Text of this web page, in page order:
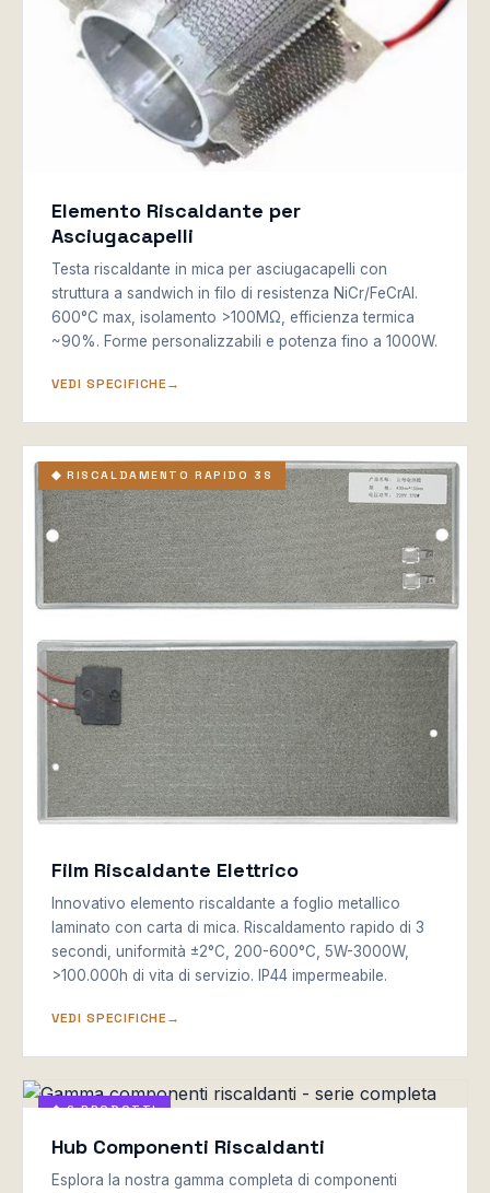
Elemento Riscaldante per
Asciugacapelli
Testa riscaldante in mica per asciugacapelli con
struttura a sandwich in filo di resistenza NiCr/FeCrAl.
600°C max, isolamento >100MΩ, efficienza termica
~90%. Forme personalizzabili e potenza fino a 1000W.
VEDI SPECIFICHE
◆ RISCALDAMENTO RAPIDO 3S
Film Riscaldante Elettrico
Innovativo elemento riscaldante a foglio metallico
laminato con carta di mica. Riscaldamento rapido di 3
secondi, uniformità ±2°C, 200-600°C, 5W-3000W,
>100.000h di vita di servizio. IP44 impermeabile.
VEDI SPECIFICHE
◆ 6 PRODOTTI
Hub Componenti Riscaldanti
Esplora la nostra gamma completa di componenti